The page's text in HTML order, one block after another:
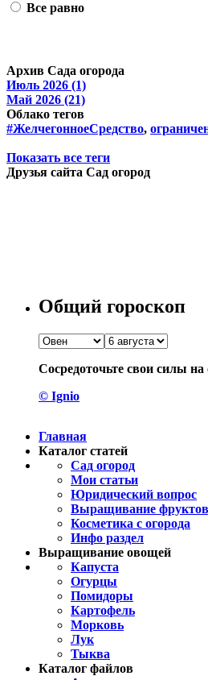
Все равно
Архив Сада огорода
Июль 2026 (1)
Май 2026 (21)
Облако тегов
#ЖелчегонноеСредство,
Показать все теги
Друзья сайта Сад огород
Общий гороскоп
Сосредоточьте свои силы
© Ignio
Главная
Каталог статей
Сад огород
Мои статьи
Юридический вопрос
Выращивание фруктов
Косметика с огорода
Инфо раздел
Выращивание овощей
Капуста
Огурцы
Помидоры
Картофель
Морковь
Лук
Тыква
Каталог файлов